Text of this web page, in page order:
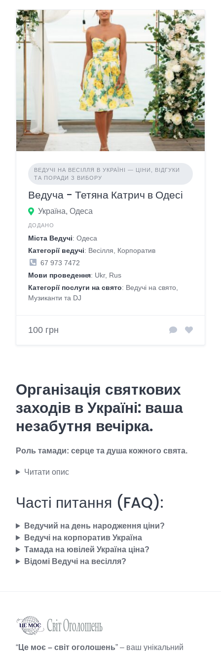
ВЕДУЧІ НА ВЕСІЛЛЯ В УКРАЇНІ — ЦІНИ, ВІДГУКИ
ТА ПОРАДИ З ВИБОРУ
Ведуча - Тетяна Катрич в Одесі
Україна, Одеса
ДОДАНО
Міста Ведучі: Одеса
Категорії ведучі: Весілля, Корпоратив
67 973 7472
Мови проведення: Ukr, Rus
Категорії послуги на свято: Ведучі на свято,
Музиканти та DJ
100 грн
Організація святкових
заходів в Україні: ваша
незабутня вечірка.
Роль тамади: серце та душа кожного свята.
Читати опис
Часті питання (FAQ):
Ведучий на день народження ціни?
Ведучі на корпоратив Україна
Тамада на ювілей Україна ціна?
Відомі Ведучі на весілля?
“Це моє – світ оголошень” – ваш унікальний